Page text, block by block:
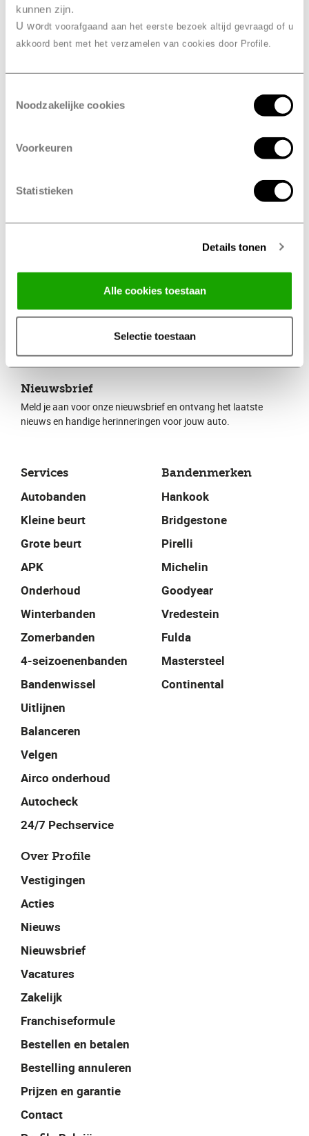
kunnen zijn.
U wordt voorafgaand aan het eerste bezoek altijd gevraagd of u
akkoord bent met het verzamelen van cookies door Profile.
Noodzakelijke cookies
Voorkeuren
Statistieken
Details tonen
Alle cookies toestaan
Selectie toestaan
Benieuwd hoe je kunt meedoen en wat de voorwaarden
zijn? Bekijk dan hieronder de antwoorden op de
meestgestelde vragen over deze actie.
Snel, vakkundig en verrassend
Services
Autobanden
Kleine beurt
Grote beurt
APK
Onderhoud
Winterbanden
Zomerbanden
4-seizoenenbanden
Bandenwissel
Uitlijnen
Balanceren
Velgen
Airco onderhoud
Autocheck
24/7 Pechservice
Bandenmerken
Hankook
Bridgestone
Pirelli
Michelin
Goodyear
Vredestein
Fulda
Mastersteel
Continental
Over Profile
Vestigingen
Acties
Nieuws
Nieuwsbrief
Vacatures
Zakelijk
Franchiseformule
Bestellen en betalen
Bestelling annuleren
Prijzen en garantie
Contact
Nieuwsbrief
Meld je aan voor onze nieuwsbrief en ontvang het laatste
nieuws en handige herinneringen voor jouw auto.